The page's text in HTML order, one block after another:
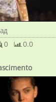
0 0.0